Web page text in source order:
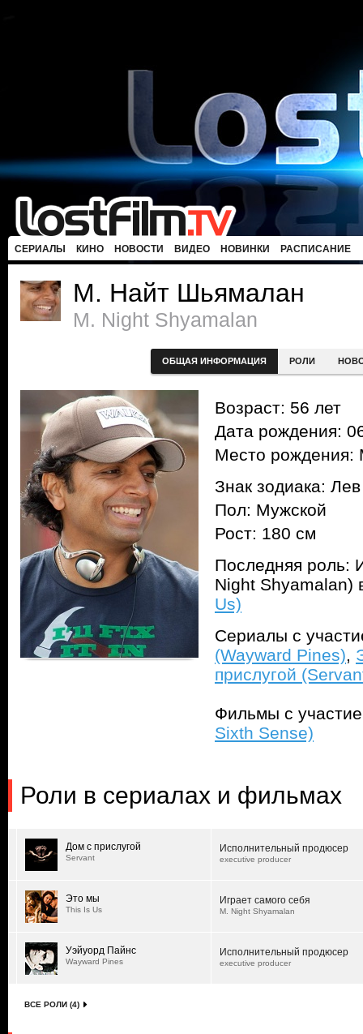
СЕРИАЛЫ КИНО НОВОСТИ ВИДЕО НОВИНКИ РАСПИСАНИЕ
М. Найт Шьямалан
M. Night Shyamalan
ОБЩАЯ ИНФОРМАЦИЯ РОЛИ
Возраст: 56 лет
Дата рождения:
Место рождения:
Знак зодиака: Лев
Пол: Мужской
Рост: 180 см
Последняя роль:
Night Shyamalan)
Us)
Сериалы с
(Wayward Pines),
прислугой
Фильмы с
Sixth Sense)
Роли в сериалах и фильмах
Дом с прислугой
Servant
Исполнительный продюсер
executive producer
Это мы
This Is Us
Играет самого себя
M. Night Shyamalan
Уэйуорд Пайнс
Wayward Pines
Исполнительный продюсер
executive producer
ВСЕ РОЛИ (4)